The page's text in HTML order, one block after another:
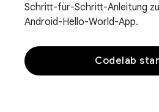
Schritt-für-Schritt-Anleitung
Android-Hello-World-App.
Codelab